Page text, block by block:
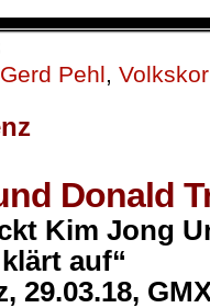
Gerd Pehl,
Donald
Kim Jong
auf“
29.03.18,